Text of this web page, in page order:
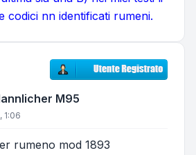
codici nn identificati rumeni.
M95
1:06
rumeno mod 1893